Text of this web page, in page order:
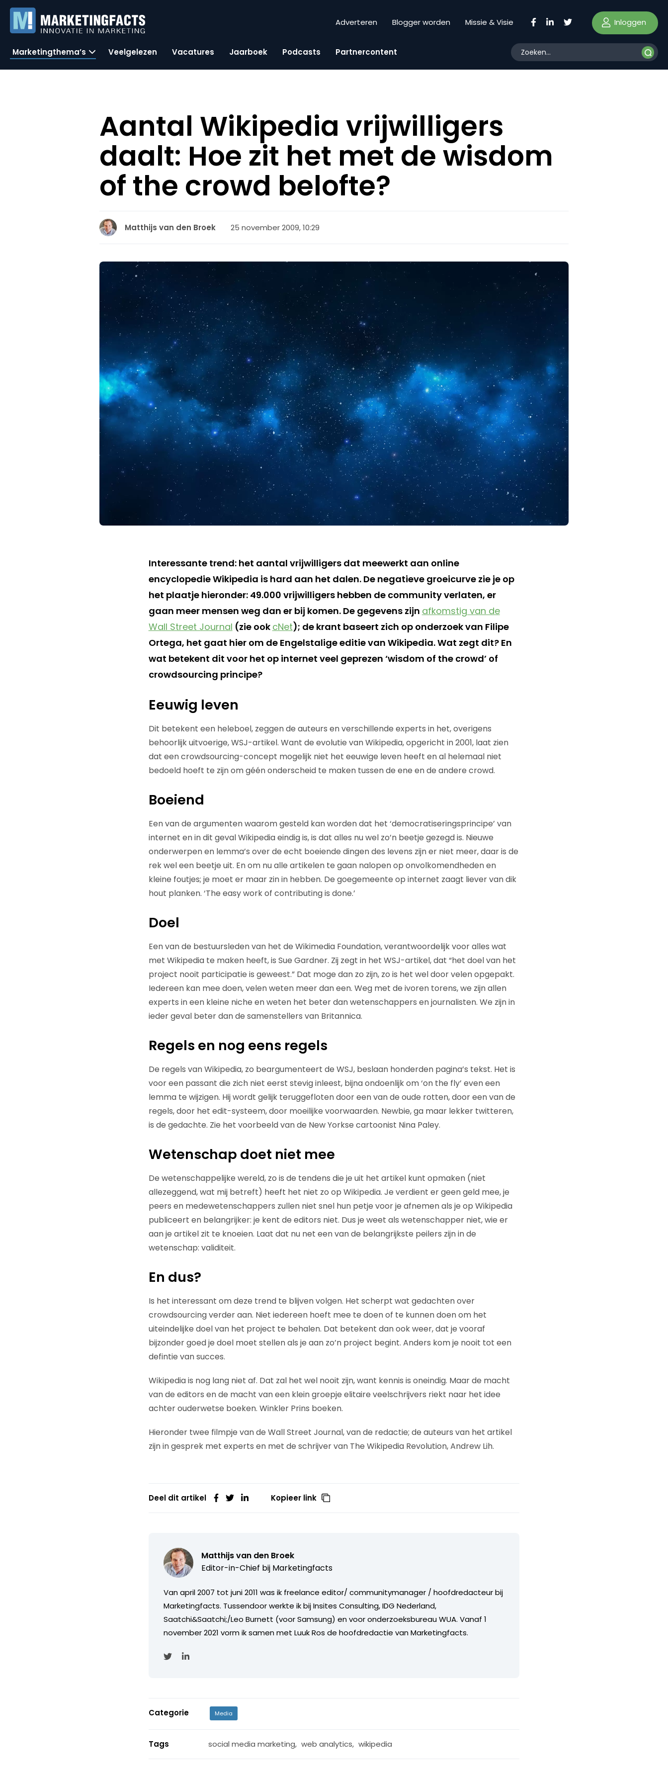
Adverteren Blogger worden Missie & Visie Inloggen
Marketingthema’s Veelgelezen Vacatures Jaarboek Podcasts Partnercontent
Aantal Wikipedia vrijwilligers
daalt: Hoe zit het met de wisdom
of the crowd belofte?
Matthijs van den Broek 25 november 2009, 10:29
Interessante trend: het aantal vrijwilligers dat meewerkt aan online
encyclopedie Wikipedia is hard aan het dalen. De negatieve groeicurve zie je op
het plaatje hieronder: 49.000 vrijwilligers hebben de community verlaten, er
gaan meer mensen weg dan er bij komen. De gegevens zijn afkomstig van de
Wall Street Journal (zie ook cNet); de krant baseert zich op onderzoek van Filipe
Ortega, het gaat hier om de Engelstalige editie van Wikipedia. Wat zegt dit? En
wat betekent dit voor het op internet veel geprezen ‘wisdom of the crowd’ of
crowdsourcing principe?
Eeuwig leven
Dit betekent een heleboel, zeggen de auteurs en verschillende experts in het, overigens
behoorlijk uitvoerige, WSJ-artikel. Want de evolutie van Wikipedia, opgericht in 2001, laat zien
dat een crowdsourcing-concept mogelijk niet het eeuwige leven heeft en al helemaal niet
bedoeld hoeft te zijn om géén onderscheid te maken tussen de ene en de andere crowd.
Boeiend
Een van de argumenten waarom gesteld kan worden dat het ‘democratiseringsprincipe’ van
internet en in dit geval Wikipedia eindig is, is dat alles nu wel zo’n beetje gezegd is. Nieuwe
onderwerpen en lemma’s over de echt boeiende dingen des levens zijn er niet meer, daar is de
rek wel een beetje uit. En om nu alle artikelen te gaan nalopen op onvolkomendheden en
kleine foutjes; je moet er maar zin in hebben. De goegemeente op internet zaagt liever van dik
hout planken. ‘The easy work of contributing is done.’
Doel
Een van de bestuursleden van het de Wikimedia Foundation, verantwoordelijk voor alles wat
met Wikipedia te maken heeft, is Sue Gardner. Zij zegt in het WSJ-artikel, dat “het doel van het
project nooit participatie is geweest.” Dat moge dan zo zijn, zo is het wel door velen opgepakt.
Iedereen kan mee doen, velen weten meer dan een. Weg met de ivoren torens, we zijn allen
experts in een kleine niche en weten het beter dan wetenschappers en journalisten. We zijn in
ieder geval beter dan de samenstellers van Britannica.
Regels en nog eens regels
De regels van Wikipedia, zo beargumenteert de WSJ, beslaan honderden pagina’s tekst. Het is
voor een passant die zich niet eerst stevig inleest, bijna ondoenlijk om ‘on the fly’ even een
lemma te wijzigen. Hij wordt gelijk teruggefloten door een van de oude rotten, door een van de
regels, door het edit-systeem, door moeilijke voorwaarden. Newbie, ga maar lekker twitteren,
is de gedachte. Zie het voorbeeld van de New Yorkse cartoonist Nina Paley.
Wetenschap doet niet mee
De wetenschappelijke wereld, zo is de tendens die je uit het artikel kunt opmaken (niet
allezeggend, wat mij betreft) heeft het niet zo op Wikipedia. Je verdient er geen geld mee, je
peers en medewetenschappers zullen niet snel hun petje voor je afnemen als je op Wikipedia
publiceert en belangrijker: je kent de editors niet. Dus je weet als wetenschapper niet, wie er
aan je artikel zit te knoeien. Laat dat nu net een van de belangrijkste peilers zijn in de
wetenschap: validiteit.
En dus?
Is het interessant om deze trend te blijven volgen. Het scherpt wat gedachten over
crowdsourcing verder aan. Niet iedereen hoeft mee te doen of te kunnen doen om het
uiteindelijke doel van het project te behalen. Dat betekent dan ook weer, dat je vooraf
bijzonder goed je doel moet stellen als je aan zo’n project begint. Anders kom je nooit tot een
defintie van succes.
Wikipedia is nog lang niet af. Dat zal het wel nooit zijn, want kennis is oneindig. Maar de macht
van de editors en de macht van een klein groepje elitaire veelschrijvers riekt naar het idee
achter ouderwetse boeken. Winkler Prins boeken.
Hieronder twee filmpje van de Wall Street Journal, van de redactie; de auteurs van het artikel
zijn in gesprek met experts en met de schrijver van The Wikipedia Revolution, Andrew Lih.
Deel dit artikel Kopieer link
Matthijs van den Broek
Editor-in-Chief bij Marketingfacts
Van april 2007 tot juni 2011 was ik freelance editor/ communitymanager / hoofdredacteur bij
Marketingfacts. Tussendoor werkte ik bij Insites Consulting, IDG Nederland,
Saatchi&Saatchi;/Leo Burnett (voor Samsung) en voor onderzoeksbureau WUA. Vanaf 1
november 2021 vorm ik samen met Luuk Ros de hoofdredactie van Marketingfacts.
Categorie Media
Tags social media marketing, web analytics, wikipedia